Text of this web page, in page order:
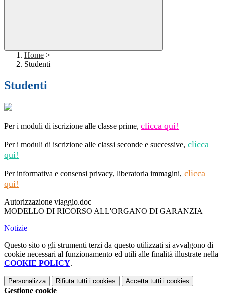
Home >
Studenti
Studenti
Per i moduli di iscrizione alle classe prime, clicca qui!
Per i moduli di iscrizione alle classi seconde e successive, clicca
qui!
Per informativa e consensi privacy, liberatoria immagini, clicca
qui!
Autorizzazione viaggio.doc
MODELLO DI RICORSO ALL'ORGANO DI GARANZIA
Notizie
Questo sito o gli strumenti terzi da questo utilizzati si avvalgono di
cookie necessari al funzionamento ed utili alle finalità illustrate nella
COOKIE POLICY.
Personalizza Rifiuta tutti i cookies Accetta tutti i cookies
Gestione cookie